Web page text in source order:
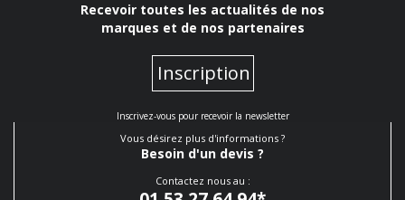
Recevoir toutes les actualités de nos
marques et de nos partenaires
Inscription
Inscrivez-vous pour recevoir la newsletter
Vous désirez plus d'informations ?
Besoin d'un devis ?
Contactez nous au :